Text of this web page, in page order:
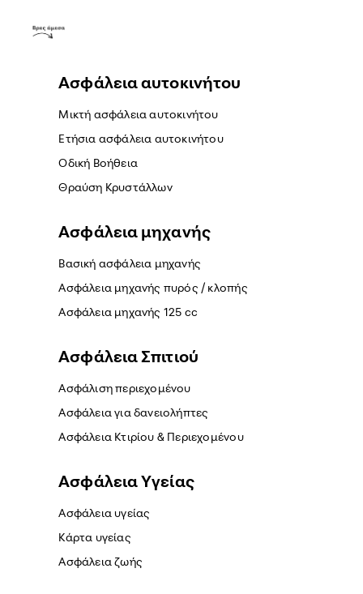
Ασφάλεια αυτοκινήτου
Μικτή ασφάλεια αυτοκινήτου
Ετήσια ασφάλεια αυτοκινήτου
Οδική Βοήθεια
Θραύση Κρυστάλλων
Ασφάλεια μηχανής
Βασική ασφάλεια μηχανής
Ασφάλεια μηχανής πυρός / κλοπής
Ασφάλεια μηχανής 125 cc
Ασφάλεια Σπιτιού
Ασφάλιση περιεχομένου
Ασφάλεια για δανειολήπτες
Ασφάλεια Κτιρίου & Περιεχομένου
Ασφάλεια Yγείας
Ασφάλεια υγείας
Κάρτα υγείας
Ασφάλεια ζωής